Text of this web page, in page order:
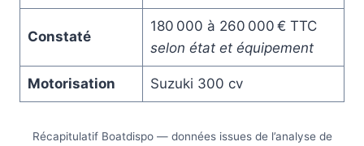
Constaté
180 000 à 260 000 € TTC
selon état et équipement
Motorisation Suzuki 300 cv
Récapitulatif Boatdispo — données issues de l’analyse de